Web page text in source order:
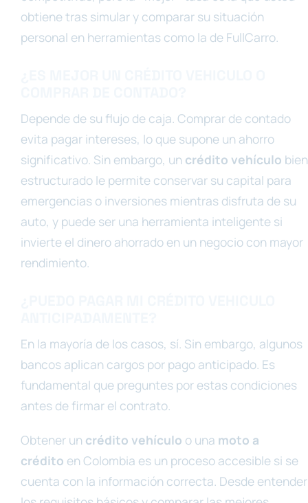
obtiene tras simular y comparar su situación
personal en herramientas como la de FullCarro.
Depende de su flujo de caja. Comprar de contado
evita pagar intereses, lo que supone un ahorro
significativo. Sin embargo, un crédito vehículo bien
estructurado le permite conservar su capital para
emergencias o inversiones mientras disfruta de su
auto, y puede ser una herramienta inteligente si
invierte el dinero ahorrado en un negocio con mayor
rendimiento.
En la mayoría de los casos, sí. Sin embargo, algunos
bancos aplican cargos por pago anticipado. Es
fundamental que preguntes por estas condiciones
antes de firmar el contrato.
Obtener un crédito vehículo o una moto a
crédito en Colombia es un proceso accesible si se
cuenta con la información correcta. Desde entender